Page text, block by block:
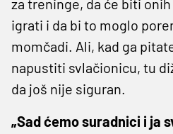
za treninge, da će biti
igrati i da bi to moglo
momčadi. Ali, kad ga
napustiti svlačionicu, tu
da još nije siguran.
„Sad ćemo suradnici i ja